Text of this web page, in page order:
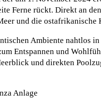
Ferne rückt. Direkt an
und die ostafrikanische
Ambiente nahtlos
Entspannen und
und direkten